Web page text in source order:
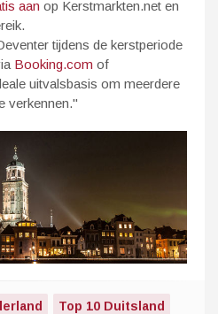
aan op Kerstmarkten.net en
tijdens de kerstperiode
Booking.com of
uitvalsbasis om meerdere
verkennen."
Top 10 Duitsland